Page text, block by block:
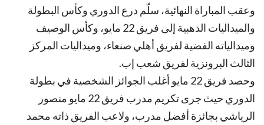
وعقب المباراة النهائية، سلّم درع الدوري وكأس البطولة
والميداليات الذهبية إلى فريق 22 مايو، وكأس الوصيف
وميدالياته الفضية لفريق أهلي صنعاء، وميداليات المركز
الثالث البرونزية لفريق شعب إب.
وحصد فريق 22 مايو أغلب الجوائز الشخصية في بطولة
الدوري حيث جرى تكريم مدرب فريق 22 مايو منصور
الرياشي بجائزة أفضل مدرب، ولاعب الفريق ذاته محمد